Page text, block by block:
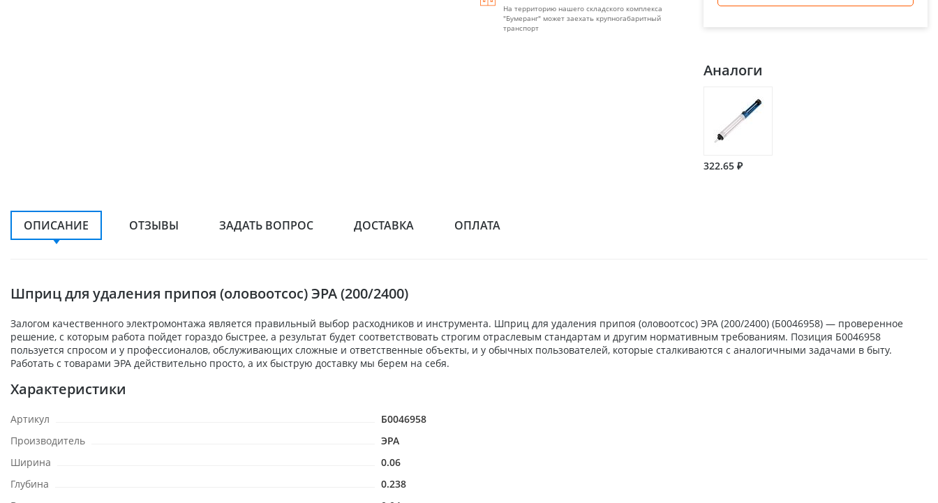
На территорию нашего складского комплекса
"Бумеранг" может заехать крупногабаритный
транспорт
Аналоги
322.65 ₽
ОПИСАНИЕ ОТЗЫВЫ ЗАДАТЬ ВОПРОС ДОСТАВКА ОПЛАТА
Шприц для удаления припоя (оловоотсос) ЭРА (200/2400)
Залогом качественного электромонтажа является правильный выбор расходников и инструмента. Шприц для удаления припоя (оловоотсос) ЭРА (200/2400) (Б0046958) — проверенное
решение, с которым работа пойдет гораздо быстрее, а результат будет соответствовать строгим отраслевым стандартам и другим нормативным требованиям. Позиция Б0046958
пользуется спросом и у профессионалов, обслуживающих сложные и ответственные объекты, и у обычных пользователей, которые сталкиваются с аналогичными задачами в быту.
Работать с товарами ЭРА действительно просто, а их быструю доставку мы берем на себя.
Характеристики
Артикул
Б0046958
Производитель
ЭРА
Ширина
0.06
Глубина
0.238